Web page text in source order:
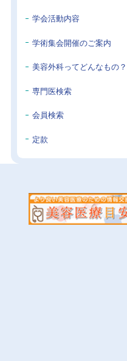
学会活動内容
学術集会開催のご案内
美容外科ってどんなもの？
専門医検索
会員検索
定款